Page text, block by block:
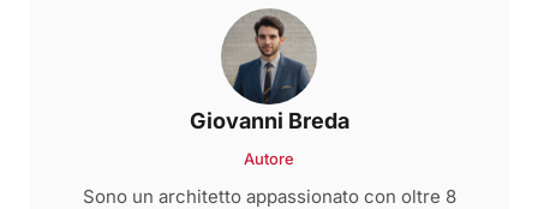
Giovanni Breda
Autore
Sono un architetto appassionato con oltre 8